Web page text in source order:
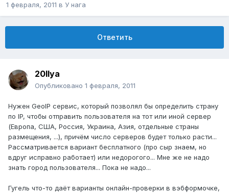
1 февраля, 2011 в У нага
Ответить
20Ilya
Опубликовано 1 февраля, 2011
Нужен GeoIP сервис, который позволял бы определить страну
по IP, чтобы отправить пользователя на тот или иной сервер
(Европа, США, Россия, Украина, Азия, отдельные страны
размещения, ...), причём число серверов будет только расти...
Рассматривается вариант бесплатного (про сыр знаем, но
вдруг исправно работает) или недорогого... Мне же не надо
знать город пользователя... Пока не надо...
Гугель что-то даёт варианты онлайн-проверки в вэбформочке,